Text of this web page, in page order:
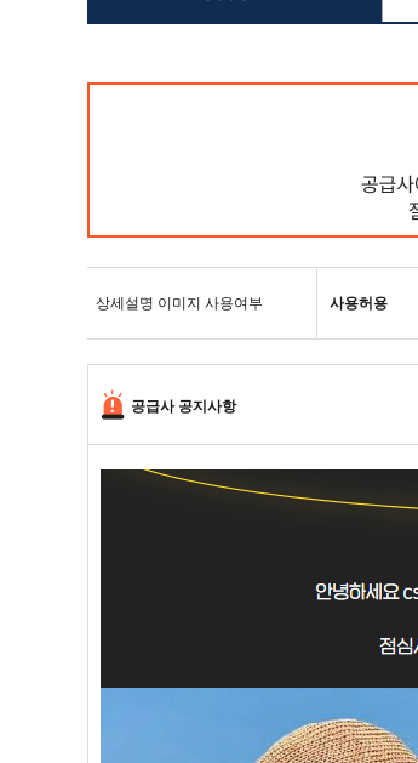
상세설명 이미지 사용여부 사용허용
공급사 공지사항